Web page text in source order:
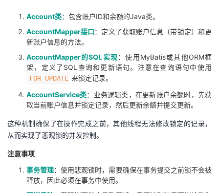
Account类：包含账户ID和余额的Java类。
AccountMapper接口：定义了获取账户信息（带锁定）和更
新账户信息的方法。
AccountMapper的SQL实现：使用MyBatis或其他ORM框
架 ，定义了SQL查询和更新语句。注意在查询语句中使用
FOR UPDATE 来锁定记录。
AccountService类：业务逻辑类，在更新账户余额时，先获
取当前账户信息并锁定记录，然后更新余额并提交更新。
这种机制确保了在操作完成之前，其他线程无法修改锁定的记录，
从而实现了悲观锁的并发控制。
注意事项
事务管理：使用悲观锁时，需要确保在事务提交之前锁不会被
释放，因此必须在事务中使用。